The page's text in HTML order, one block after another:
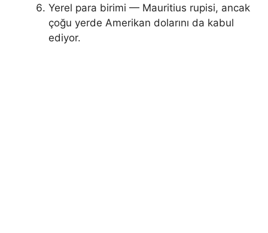
Yerel para birimi — Mauritius rupisi, ancak
çoğu yerde Amerikan dolarını da kabul
ediyor.